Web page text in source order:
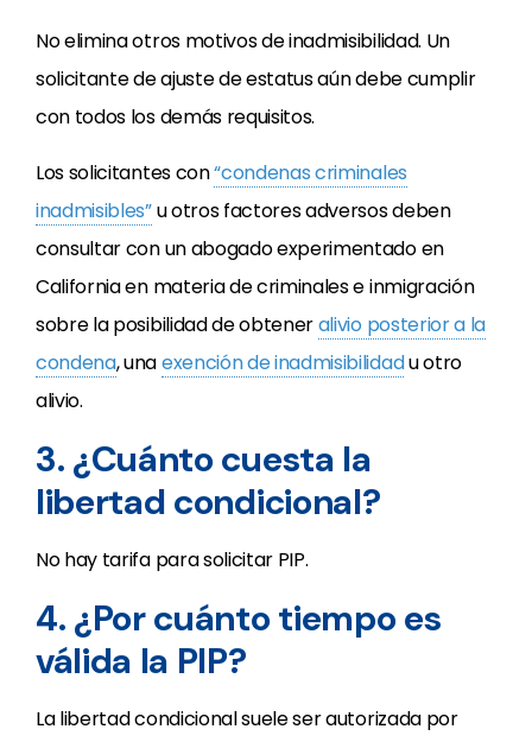
No elimina otros motivos de inadmisibilidad. Un
solicitante de ajuste de estatus aún debe cumplir
con todos los demás requisitos.
Los solicitantes con“condenas criminales
inadmisibles”u otros factores adversos deben
consultar con un abogado experimentado en
California en materia de criminales e inmigración
sobre la posibilidad de obteneralivio posterior a la
condena, unaexención de inadmisibilidadu otro
alivio.
3. ¿Cuánto cuesta la
libertad condicional?
No hay tarifa para solicitar PIP.
4. ¿Por cuánto tiempo es
válida la PIP?
La libertad condicional suele ser autorizada por